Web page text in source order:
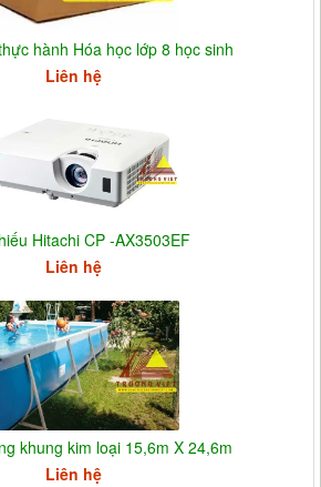
hành Hóa học lớp 8 học sinh
Liên hệ
Hitachi CP -AX3503EF
Liên hệ
khung kim loại 15,6m X 24,6m
Liên hệ